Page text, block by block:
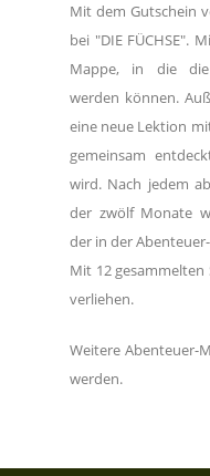
Mit dem Gutschein
bei "DIE FÜCHSE".
Mappe, in die die
werden können.
eine neue Lektion
gemeinsam
wird. Nach jedem
der zwölf Monate
der in der
Mit 12 gesammelten
verliehen.
Weitere Abenteuer-
werden.